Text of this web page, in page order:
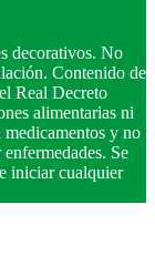
decorativos. No
Contenido de
Real Decreto
alimentarias ni
y no
Se
iniciar cualquier